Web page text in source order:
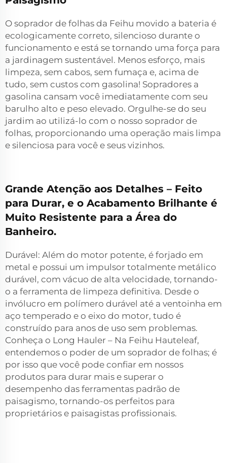
O soprador de folhas da Feihu movido a bateria é
ecologicamente correto, silencioso durante o
funcionamento e está se tornando uma força para
a jardinagem sustentável. Menos esforço, mais
limpeza, sem cabos, sem fumaça e, acima de
tudo, sem custos com gasolina! Sopradores a
gasolina cansam você imediatamente com seu
barulho alto e peso elevado. Orgulhe-se do seu
jardim ao utilizá-lo com o nosso soprador de
folhas, proporcionando uma operação mais limpa
e silenciosa para você e seus vizinhos.
Grande Atenção aos Detalhes – Feito
para Durar, e o Acabamento Brilhante é
Muito Resistente para a Área do
Banheiro.
Durável: Além do motor potente, é forjado em
metal e possui um impulsor totalmente metálico
durável, com vácuo de alta velocidade, tornando-
o a ferramenta de limpeza definitiva. Desde o
invólucro em polímero durável até a ventoinha em
aço temperado e o eixo do motor, tudo é
construído para anos de uso sem problemas.
Conheça o Long Hauler – Na Feihu Hauteleaf,
entendemos o poder de um soprador de folhas; é
por isso que você pode confiar em nossos
produtos para durar mais e superar o
desempenho das ferramentas padrão de
paisagismo, tornando-os perfeitos para
proprietários e paisagistas profissionais.